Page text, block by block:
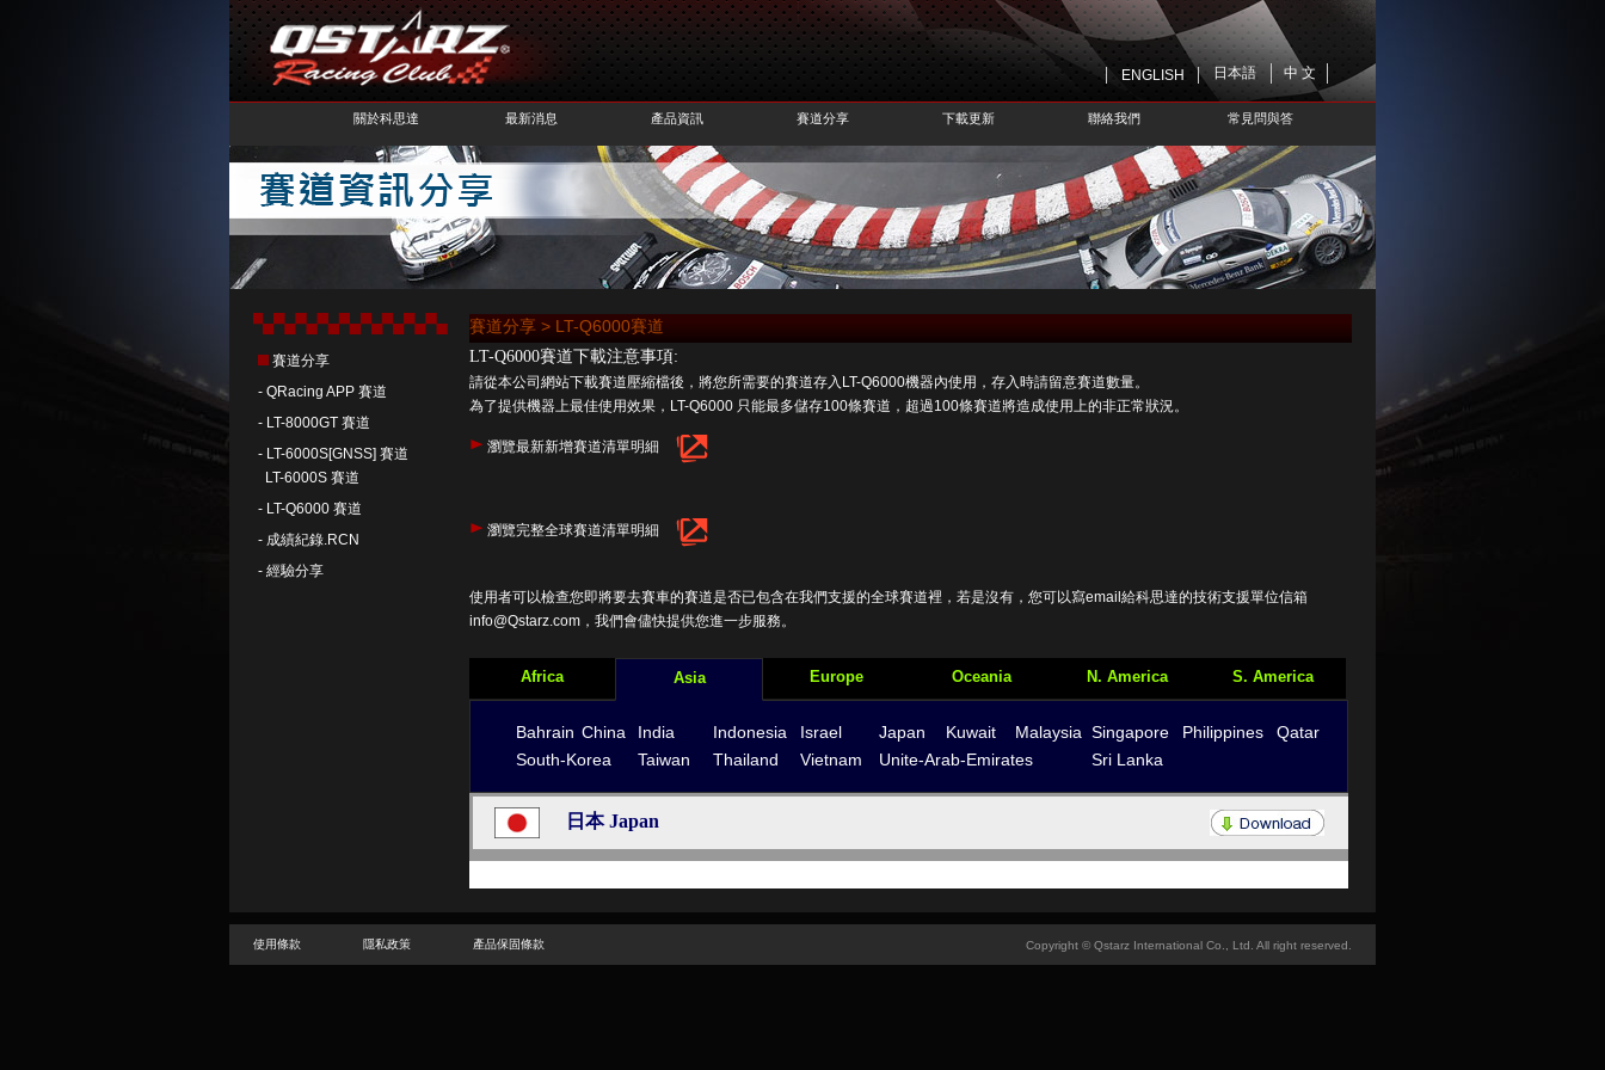
ENGLISH 日本語 中 文
關於科思達 最新消息 產品資訊 賽道分享 下載更新 聯絡我們 常見問與答
賽道分享 > LT-Q6000賽道
賽道分享
- QRacing APP 賽道
- LT-8000GT 賽道
- LT-6000S[GNSS] 賽道
LT-6000S 賽道
- LT-Q6000 賽道
- 成績紀錄.RCN
- 經驗分享
LT-Q6000賽道下載注意事項:
請從本公司網站下載賽道壓縮檔後，將您所需要的賽道存入LT-Q6000機器內使用，存入時請留意賽道數量。
為了提供機器上最佳使用效果，LT-Q6000 只能最多儲存100條賽道，超過100條賽道將造成使用上的非正常狀況。
瀏覽最新新增賽道清單明細
瀏覽完整全球賽道清單明細
使用者可以檢查您即將要去賽車的賽道是否已包含在我們支援的全球賽道裡，若是沒有，您可以寫email給科思達的技術支援單位信箱
info@Qstarz.com ，我們會儘快提供您進一步服務。
Africa Asia Europe Oceania N. America S. America
Bahrain China India Indonesia Israel Japan Kuwait Malaysia Singapore Philippines
Qatar
South-Korea
Taiwan Thailand Vietnam Unite-Arab-Emirates Sri Lanka
使用條款 隱私政策 產品保固條款 Copyright © Qstarz International Co., Ltd. All right reserved.